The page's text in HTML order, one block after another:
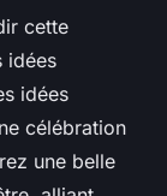
cette
idées
idées
célébration
une belle